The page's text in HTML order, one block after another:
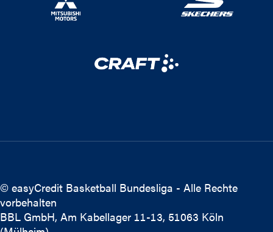
© easyCredit Basketball Bundesliga - Alle Rechte
vorbehalten
BBL GmbH, Am Kabellager 11-13, 51063 Köln